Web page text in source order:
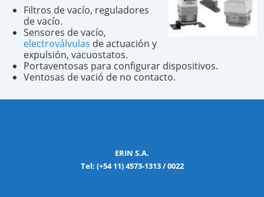
Filtros de vacío, reguladores
de vacío.
Sensores de vacío,
electroválvulas de actuación y
expulsión, vacuostatos.
Portaventosas para configurar dispositivos.
Ventosas de vació de no contacto.
ERIN S.A.
Tel: (+54 11) 4573-1313 / 0022